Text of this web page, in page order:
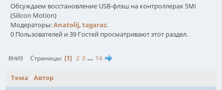
Обсуждаем восстановление USB-флэш на контроллерах SMI
(Silicon Motion)
Модераторы:Anatolij,tagaraz.
0 Пользователей и 39 Гостей просматривают этот раздел.
ВНИЗ Страницы 1 2 3 ... 14
Тема
Автор